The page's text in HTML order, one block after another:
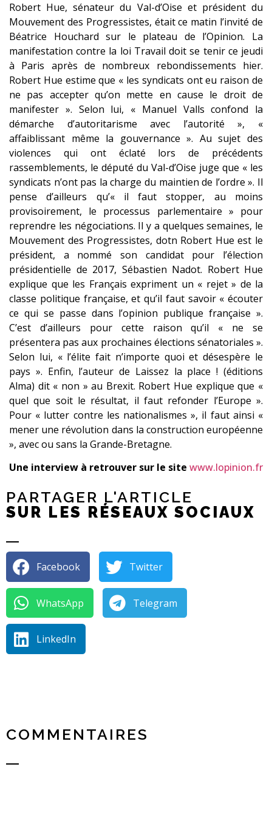
Robert Hue, sénateur du Val-d’Oise et président du
Mouvement des Progressistes, était ce matin l’invité de
Béatrice Houchard sur le plateau de l’Opinion. La
manifestation contre la loi Travail doit se tenir ce jeudi
à Paris après de nombreux rebondissements hier.
Robert Hue estime que « les syndicats ont eu raison de
ne pas accepter qu’on mette en cause le droit de
manifester ». Selon lui, « Manuel Valls confond la
démarche d’autoritarisme avec l’autorité », «
affaiblissant même la gouvernance ». Au sujet des
violences qui ont éclaté lors de précédents
rassemblements, le député du Val-d’Oise juge que « les
syndicats n’ont pas la charge du maintien de l’ordre ». Il
pense d’ailleurs qu’« il faut stopper, au moins
provisoirement, le processus parlementaire » pour
reprendre les négociations. Il y a quelques semaines, le
Mouvement des Progressistes, dotn Robert Hue est le
président, a nommé son candidat pour l’élection
présidentielle de 2017, Sébastien Nadot. Robert Hue
explique que les Français expriment un « rejet » de la
classe politique française, et qu’il faut savoir « écouter
ce qui se passe dans l’opinion publique française ».
C’est d’ailleurs pour cette raison qu’il « ne se
présentera pas aux prochaines élections sénatoriales ».
Selon lui, « l’élite fait n’importe quoi et désespère le
pays ». Enfin, l’auteur de Laissez la place ! (éditions
Alma) dit « non » au Brexit. Robert Hue explique que «
quel que soit le résultat, il faut refonder l’Europe ».
Pour « lutter contre les nationalismes », il faut ainsi «
mener une révolution dans la construction européenne
», avec ou sans la Grande-Bretagne.
Une interview à retrouver sur le site www.lopinion.fr
PARTAGER L'ARTICLE
SUR LES RÉSEAUX SOCIAUX
Facebook Twitter
WhatsApp Telegram
LinkedIn
COMMENTAIRES